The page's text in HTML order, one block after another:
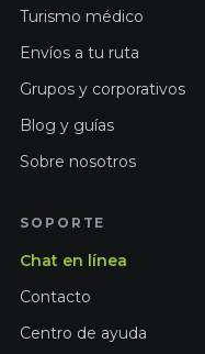
Turismo médico
Envíos a tu ruta
Grupos y corporativos
Blog y guías
Sobre nosotros
SOPORTE
Chat en línea
Contacto
Centro de ayuda